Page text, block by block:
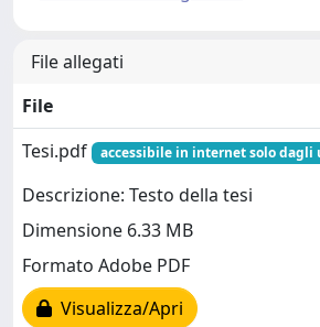
File allegati
File
Tesi.pdf
accessibile in internet solo
Descrizione: Testo della tesi
Dimensione 6.33 MB
Formato Adobe PDF
Visualizza/Apri